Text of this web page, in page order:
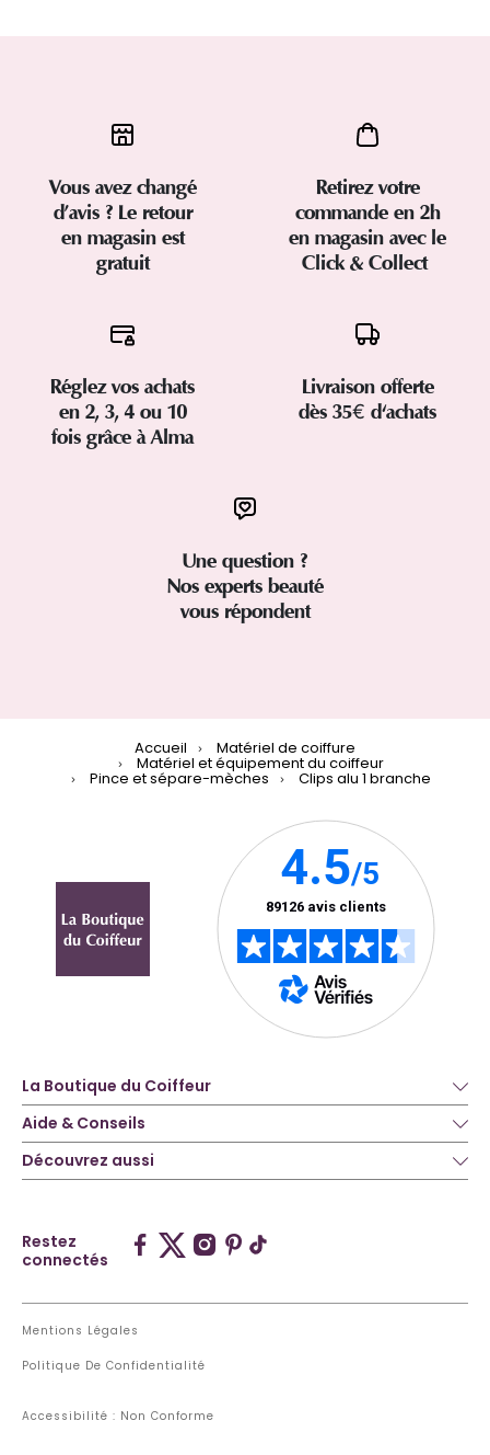
Vous avez changé
d’avis ? Le retour
en magasin est
gratuit
Retirez votre
commande en 2h
en magasin avec le
Click & Collect
Réglez vos achats
en 2, 3, 4 ou 10
fois grâce à Alma
Livraison offerte
dès 35€ d'achats
Une question ?
Nos experts beauté
vous répondent
Accueil Matériel de coiffure
Matériel et équipement du coiffeur
Pince et sépare-mèches Clips alu 1 branche
La Boutique du Coiffeur
Aide & Conseils
Découvrez aussi
Restez
connectés
Mentions Légales
Politique De Confidentialité
Accessibilité : Non Conforme